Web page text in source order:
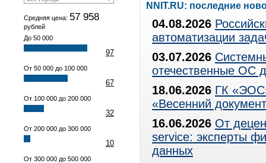
Средняя цена: 57 958
рублей
До 50 000
97
От 50 000 до 100 000
67
От 100 000 до 200 000
32
От 200 000 до 300 000
10
От 300 000 до 500 000
NNIT.RU: последние
04.08.2026
автоматизации
03.07.2026
отечественные ОС
18.06.2026 ГК
«Весенний
16.06.2026 От
service: эксперты
данных